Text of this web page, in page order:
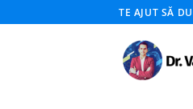
to
TE AJUT SĂ